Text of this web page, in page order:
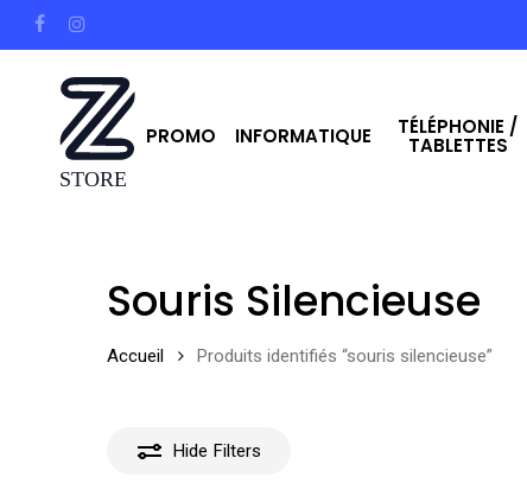
to
facebookinstagram
PROMO INFORMATIQUE TÉLÉPHONIE /
TABLETTES
Souris Silencieuse
Accueil Produits identifiés “souris silencieuse”
Hide Filters